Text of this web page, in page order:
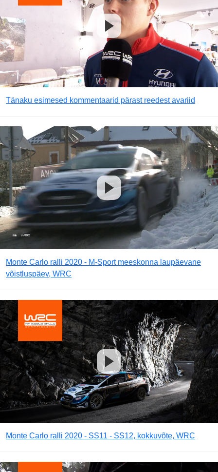
Tänaku esimesed kommentaarid pärast reedest avariid
Monte Carlo ralli 2020 - M-Sport meeskonna laupäevane
võistluspäev, WRC
Monte Carlo ralli 2020 - SS11 - SS12, kokkuvõte, WRC